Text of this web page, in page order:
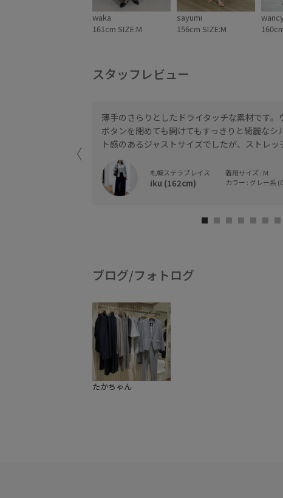
waka
161cm SIZE:M
sayumi
156cm SIZE:M
スタッフレビュー
薄手のさらりとしたドライタッチな素材です
ボタンを閉めても開けてもすっきりと綺麗な
ト感のあるジャストサイズでしたが、ストレッ
札幌ステラプレイス
iku (162cm)
着用サイズ : M
カラー : グレー系
ブログ/フォトログ
たかちゃん